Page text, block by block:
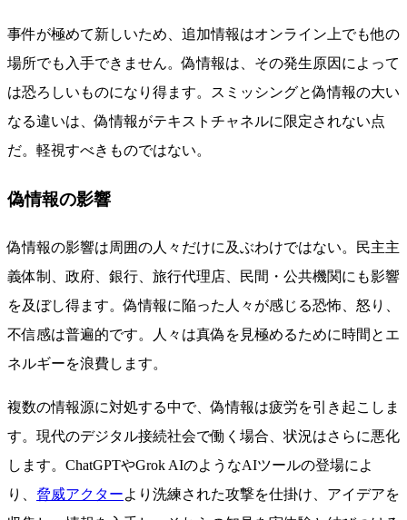
事件が極めて新しいため、追加情報はオンライン上でも他の
場所でも入手できません。偽情報は、その発生原因によって
は恐ろしいものになり得ます。スミッシングと偽情報の大い
なる違いは、偽情報がテキストチャネルに限定されない点
だ。軽視すべきものではない。
偽情報の影響
偽情報の影響は周囲の人々だけに及ぶわけではない。民主主
義体制、政府、銀行、旅行代理店、民間・公共機関にも影響
を及ぼし得ます。偽情報に陥った人々が感じる恐怖、怒り、
不信感は普遍的です。人々は真偽を見極めるために時間とエ
ネルギーを浪費します。
複数の情報源に対処する中で、偽情報は疲労を引き起こしま
す。現代のデジタル接続社会で働く場合、状況はさらに悪化
します。ChatGPTやGrok AIのようなAIツールの登場によ
り、 脅威アクターより洗練された攻撃を仕掛け、アイデアを